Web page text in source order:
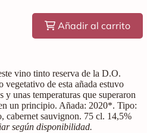
Añadir al carrito
vino tinto reserva de la D.O.
vegetativo de esta añada estuvo
y unas temperaturas que superaron
un principio. Añada: 2020*. Tipo:
cabernet sauvignon. 75 cl. 14,5%
según disponibilidad.